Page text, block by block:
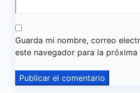
Guarda mi nombre, correo
este navegador para la